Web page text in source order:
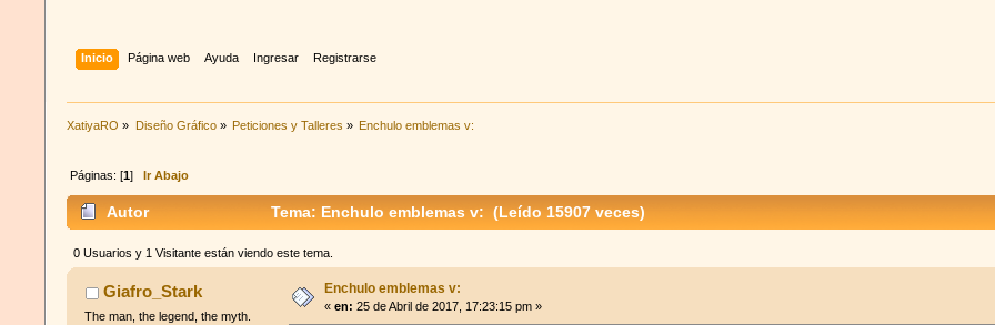
Inicio Página web Ayuda Ingresar Registrarse
XatiyaRO » Diseño Gráfico» Peticiones y Talleres » Enchulo emblemas v:
Páginas: [1] Ir Abajo
Autor Tema: Enchulo emblemas v: (Leído 15907 veces)
0 Usuarios y 1 Visitante están viendo este tema.
Giafro_Stark
The man, the legend, the myth.
Enchulo emblemas v:
«en: 25 de Abril de 2017, 17:23:15 pm »